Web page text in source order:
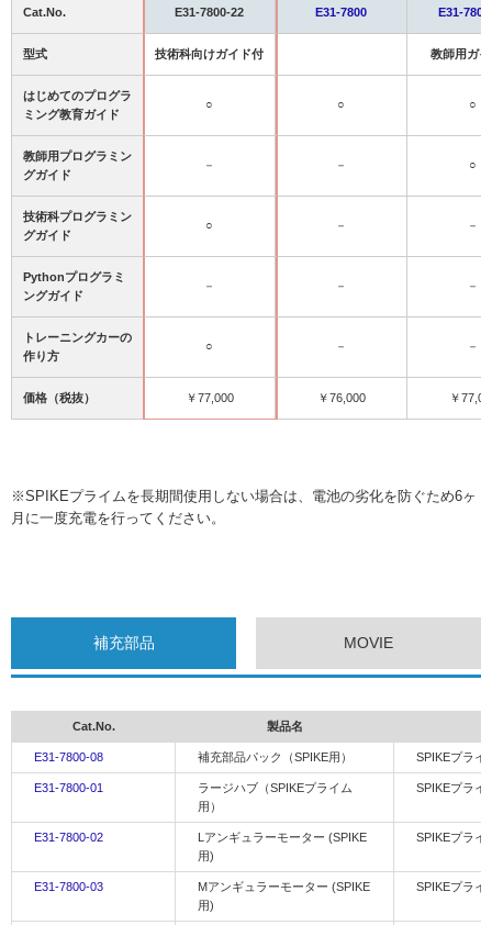
Cat.No. E31-7800-22 E31-7800 E31-
型式 技術科向けガイド付 教師用ガ
はじめてのプログラ
ミング教育ガイド
○ ○ ○
教師用プログラミン
グガイド
－ － ○
技術科プログラミン
グガイド
○ － －
Pythonプログラミ
ングガイド
－ － －
トレーニングカーの
作り方
○ － －
価格（税抜） ￥77,000 ￥76,000 ￥
※SPIKEプライムを長期間使用しない場合は、電池の劣化を防ぐため6ヶ
月に一度充電を行ってください。
補充部品 MOVIE
Cat.No. 製品名
E31-7800-08 補充部品パック（SPIKE用） SPIKEプライ
E31-7800-01
ラージハブ（SPIKEプライム
用）
SPIKEプライ
E31-7800-02
Lアンギュラーモーター (SPIKE
用)
SPIKEプライ
E31-7800-03
Mアンギュラーモーター (SPIKE
用)
SPIKEプライ